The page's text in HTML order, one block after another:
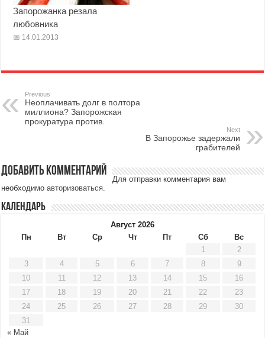
Запорожанка резала
любовника
14.01.2013
Previous
Неоплачивать долг в полтора
миллиона? Запорожская
прокуратура против.
Next
В Запорожье задержали
грабителей
Добавить комментарий
Для отправки комментария вам
необходимоавторизоваться.
Календарь
Август 2026
Пн
Вт Ср Чт Пт Сб
Вс
1
2
3
4 5 6 7 8
9
10
11 12 13 14 15
16
17
18 19 20 21 22
23
24
25 26 27 28 29
30
31
« Май